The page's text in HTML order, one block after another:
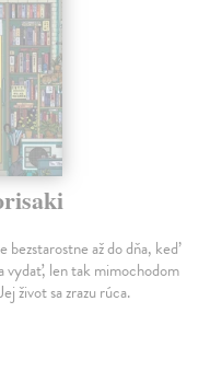
bezstarostne až do dňa, keď
vydať, len tak mimochodom
život sa zrazu rúca.